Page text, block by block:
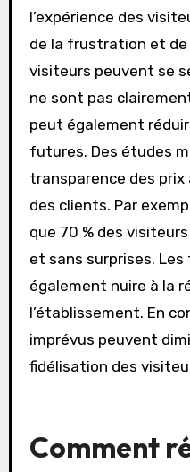
l’expérience des
de la frustration et de
visiteurs peuvent se
ne sont pas
peut également
futures. Des études
transparence des
des clients. Par
que 70 % des
et sans surprises.
également nuire à la
l’établissement. En
imprévus peuvent
fidélisation des